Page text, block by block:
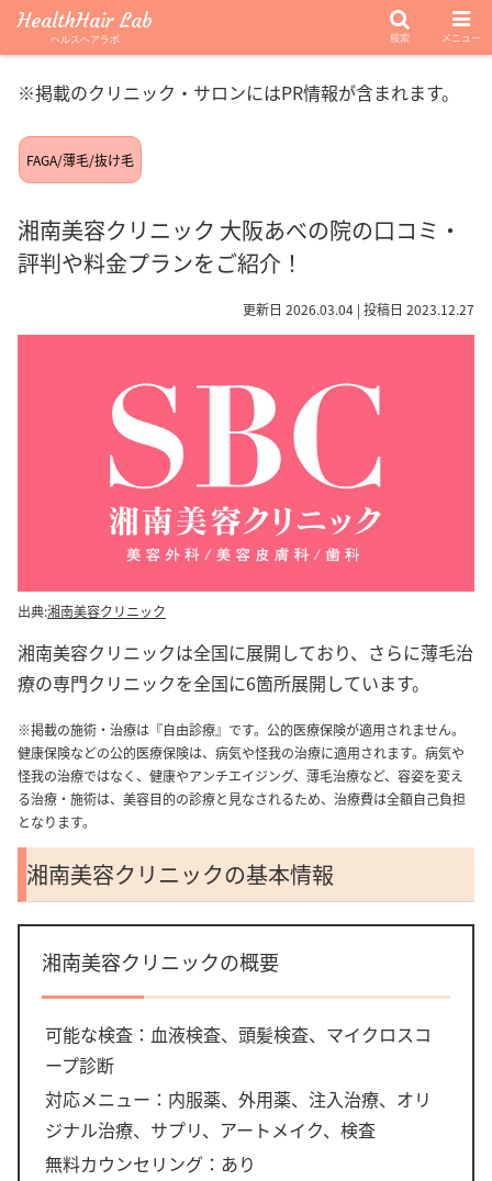
※掲載のクリニック・サロンにはPR情報が含まれます。
FAGA/薄毛/抜け毛
湘南美容クリニック 大阪あべの院の口コミ・
評判や料金プランをご紹介！
更新日 2026.03.04 | 投稿日 2023.12.27
出典:湘南美容クリニック
湘南美容クリニックは全国に展開しており、さらに薄毛治
療の専門クリニックを全国に6箇所展開しています。
※掲載の施術・治療は『自由診療』です。公的医療保険が適用されません。
健康保険などの公的医療保険は、病気や怪我の治療に適用されます。病気や
怪我の治療ではなく、健康やアンチエイジング、薄毛治療など、容姿を変え
る治療・施術は、美容目的の診療と見なされるため、治療費は全額自己負担
となります。
湘南美容クリニックの基本情報
湘南美容クリニックの概要
可能な検査：血液検査、頭髪検査、マイクロスコ
ープ診断
対応メニュー：内服薬、外用薬、注入治療、オリ
ジナル治療、サプリ、アートメイク、検査
無料カウンセリング：あり
HealthHair Lab
ヘルスヘアラボ 検索 メニュー